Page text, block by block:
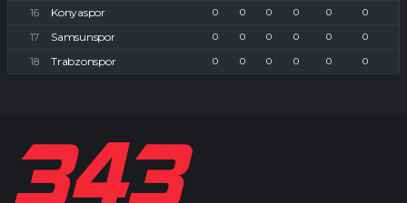
Konyaspor 0 0 0 0 0 0
Samsunspor 0 0 0 0 0 0
Trabzonspor 0 0 0 0 0 0